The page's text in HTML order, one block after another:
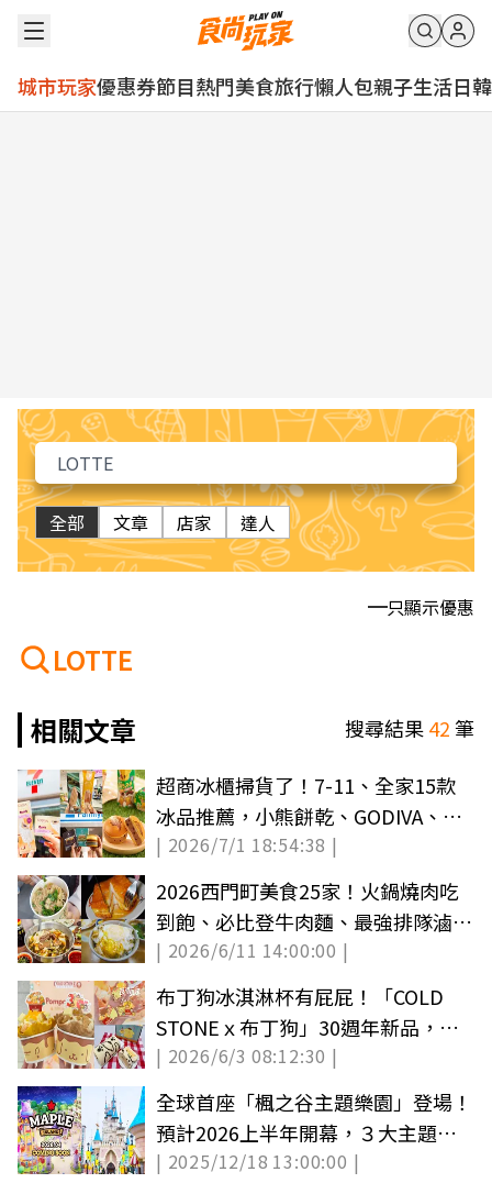
城市玩家優惠券節目熱門美食旅行懶人包親子生活日韓
全部 文章 店家 達人
只顯示優惠
LOTTE
相關文章
搜尋結果42筆
超商冰櫃掃貨了！7-11、全家15款
冰品推薦，小熊餅乾、GODIVA、
PABLO都有
| 2026/7/1 18:54:38 |
2026西門町美食25家！火鍋燒肉吃
到飽、必比登牛肉麵、最強排隊滷肉
飯
| 2026/6/11 14:00:00 |
布丁狗冰淇淋杯有屁屁！「COLD
STONEｘ布丁狗」30週年新品，全
家ICC新品同步吃
| 2026/6/3 08:12:30 |
全球首座「楓之谷主題樂園」登場！
預計2026上半年開幕，３大主題設
施曝光
| 2025/12/18 13:00:00 |